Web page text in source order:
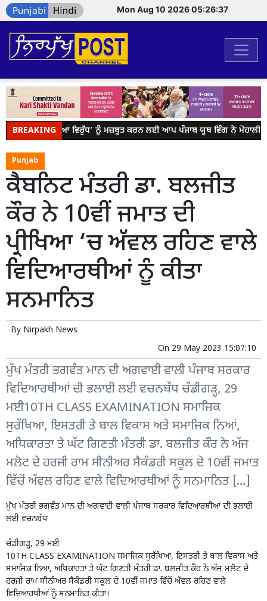
Mon Aug 10 2026 05:26:37
BREAKING
ਯੁੱਧ ਨਸ਼ਿਆਂ ਵਿਰੁੱਧ’ ਨੂੰ ਮਜ਼ਬੂਤ ਕਰਨ ਲਈ ਆਪ ਪੰਜਾਬ ਯੂਥ ਵਿੰਗ ਨੇ ਮੋਹਾਲੀ
Punjab
ਕੈਬਨਿਟ ਮੰਤਰੀ ਡਾ. ਬਲਜੀਤ
ਕੌਰ ਨੇ 10ਵੀਂ ਜਮਾਤ ਦੀ
ਪ੍ਰੀਖਿਆ ‘ਚ ਅੱਵਲ ਰਹਿਣ ਵਾਲੇ
ਵਿਦਿਆਰਥੀਆਂ ਨੂੰ ਕੀਤਾ
ਸਨਮਾਨਿਤ
By Nirpakh News
On 29 May 2023 15:07:10
ਮੁੱਖ ਮੰਤਰੀ ਭਗਵੰਤ ਮਾਨ ਦੀ ਅਗਵਾਈ ਵਾਲੀ ਪੰਜਾਬ ਸਰਕਾਰ
ਵਿਦਿਆਰਥੀਆਂ ਦੀ ਭਲਾਈ ਲਈ ਵਚਨਬੱਧ ਚੰਡੀਗੜ੍ਹ, 29
ਮਈ10TH CLASS EXAMINATION ਸਮਾਜਿਕ
ਸੁਰੱਖਿਆ, ਇਸਤਰੀ ਤੇ ਬਾਲ ਵਿਕਾਸ ਅਤੇ ਸਮਾਜਿਕ ਨਿਆਂ,
ਅਧਿਕਾਰਤਾ ਤੇ ਘੱਟ ਗਿਣਤੀ ਮੰਤਰੀ ਡਾ. ਬਲਜੀਤ ਕੌਰ ਨੇ ਅੱਜ
ਮਲੋਟ ਦੇ ਹਰਜੀ ਰਾਮ ਸੀਨੀਅਰ ਸੈਕੰਡਰੀ ਸਕੂਲ ਦੇ 10ਵੀਂ ਜਮਾਤ
ਵਿੱਚੋਂ ਅੱਵਲ ਰਹਿਣ ਵਾਲੇ ਵਿਦਿਆਰਥੀਆਂ ਨੂੰ ਸਨਮਾਨਿਤ […]
ਮੁੱਖ ਮੰਤਰੀ ਭਗਵੰਤ ਮਾਨ ਦੀ ਅਗਵਾਈ ਵਾਲੀ ਪੰਜਾਬ ਸਰਕਾਰ ਵਿਦਿਆਰਥੀਆਂ ਦੀ ਭਲਾਈ
ਲਈ ਵਚਨਬੱਧ
ਚੰਡੀਗੜ੍ਹ, 29 ਮਈ
10TH CLASS EXAMINATION ਸਮਾਜਿਕ ਸੁਰੱਖਿਆ, ਇਸਤਰੀ ਤੇ ਬਾਲ ਵਿਕਾਸ ਅਤੇ
ਸਮਾਜਿਕ ਨਿਆਂ, ਅਧਿਕਾਰਤਾ ਤੇ ਘੱਟ ਗਿਣਤੀ ਮੰਤਰੀ ਡਾ. ਬਲਜੀਤ ਕੌਰ ਨੇ ਅੱਜ ਮਲੋਟ ਦੇ
ਹਰਜੀ ਰਾਮ ਸੀਨੀਅਰ ਸੈਕੰਡਰੀ ਸਕੂਲ ਦੇ 10ਵੀਂ ਜਮਾਤ ਵਿੱਚੋਂ ਅੱਵਲ ਰਹਿਣ ਵਾਲੇ
ਵਿਦਿਆਰਥੀਆਂ ਨੂੰ ਸਨਮਾਨਿਤ ਕੀਤਾ।